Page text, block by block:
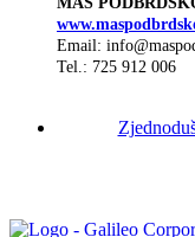
Email:
Tel.: 725 912 006